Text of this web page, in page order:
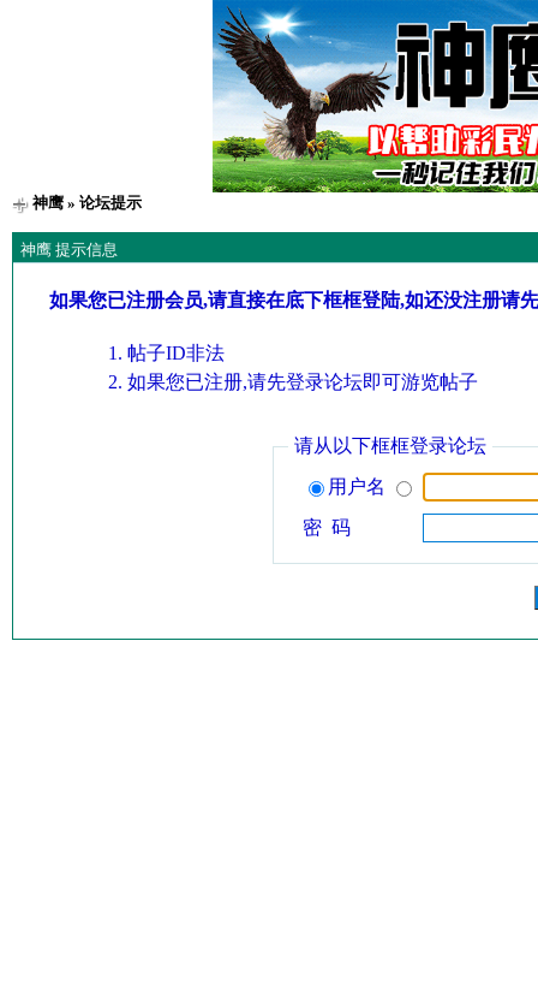
神鹰» 论坛提示
神鹰 提示信息
如果您已注册会员,请直接在底下框框登陆,如还没注册请
帖子ID非法
如果您已注册,请先登录论坛即可游览帖子
请从以下框框登录论坛
用户名
密 码